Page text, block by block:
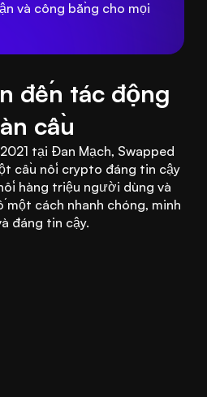
và công bằng cho mọi
đến tác động
cầu
tại Đan Mạch, Swapped
cầu nối crypto đáng tin cậy
hàng triệu người dùng và
một cách nhanh chóng, minh
đáng tin cậy.